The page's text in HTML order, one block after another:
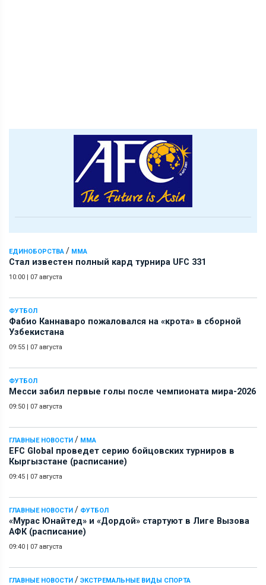
ЕДИНОБОРСТВА / ММА
Стал известен полный кард турнира UFC 331
10:00 | 07 августа
ФУТБОЛ
Фабио Каннаваро пожаловался на «крота» в сборной
Узбекистана
09:55 | 07 августа
ФУТБОЛ
Месси забил первые голы после чемпионата мира-2026
09:50 | 07 августа
ГЛАВНЫЕ НОВОСТИ / ММА
EFC Global проведет серию бойцовских турниров в
Кыргызстане (расписание)
09:45 | 07 августа
ГЛАВНЫЕ НОВОСТИ / ФУТБОЛ
«Мурас Юнайтед» и «Дордой» стартуют в Лиге Вызова
АФК (расписание)
09:40 | 07 августа
ГЛАВНЫЕ НОВОСТИ / ЭКСТРЕМАЛЬНЫЕ ВИДЫ СПОРТА